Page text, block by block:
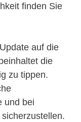
finden Sie
auf die
die
zu tippen.
und bei